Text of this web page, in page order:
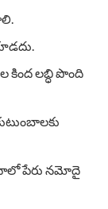
కింద లబ్ధి పొంది
పేరు నమోదై